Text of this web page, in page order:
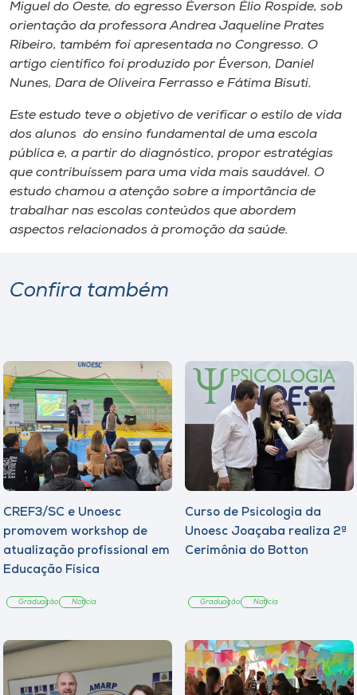
Miguel do Oeste, do egresso Éverson Élio Rospide, sob
orientação da professora Andrea Jaqueline Prates
Ribeiro, também foi apresentada no Congresso. O
artigo científico foi produzido por Éverson, Daniel
Nunes, Dara de Oliveira Ferrasso e Fátima Bisuti.
Este estudo teve o objetivo de verificar o estilo de vida
dos alunos do ensino fundamental de uma escola
pública e, a partir do diagnóstico, propor estratégias
que contribuíssem para uma vida mais saudável. O
estudo chamou a atenção sobre a importância de
trabalhar nas escolas conteúdos que abordem
aspectos relacionados à promoção da saúde.
Confira também
CREF3/SC e Unoesc
promovem workshop de
atualização profissional em
Educação Física
Graduação Notícia
Curso de Psicologia da
Unoesc Joaçaba realiza 2ª
Cerimônia do Botton
Graduação Notícia